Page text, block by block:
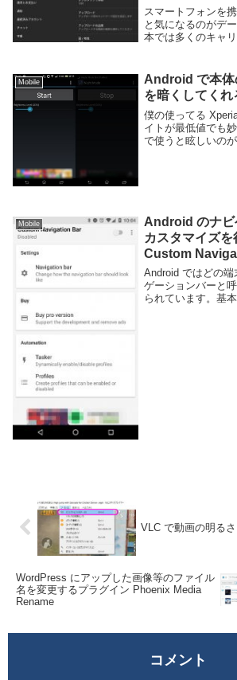
スマートフォンを
と気になるのがデ
本では多くのキャ
に応じて変化する
るため、現在どの
たかという情報は
要な要素とな...
Mobile
Android で本体
を暗くしてく
僕の使ってる
イトが最低値でも
で使うと眩しいの
Mobile
Android のナビ
カスタマイズを
Custom
Android ではどの
ゲーションバーと
られています。基
VLC で動画の明る
WordPress にアップした画像等のファイル
名を変更するプラグイン Phoenix Media
Rename
コメント